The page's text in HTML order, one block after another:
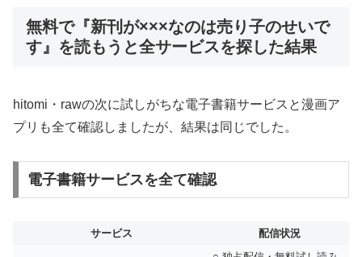
無料で『新刊が×××なのは売り子のせいで
す』を読もうと全サービスを探した結果
hitomi・rawの次に試しがちな電子書籍サービスと漫画ア
プリも全て確認しましたが、結果は同じでした。
電子書籍サービスを全て確認
サービス
配信状況